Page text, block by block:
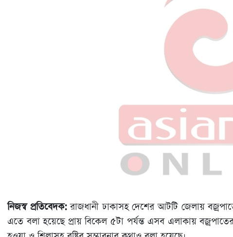
নিজস্ব প্রতিবেদক:রাজধানী ঢাকাসহ দেশের আটটি জেলায়
এতে বলা হয়েছে প্রায় বিকেল ৫টা পর্যন্ত এসব এলাকায়